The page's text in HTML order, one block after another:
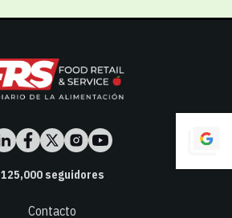
125,000seguidores
Contacto